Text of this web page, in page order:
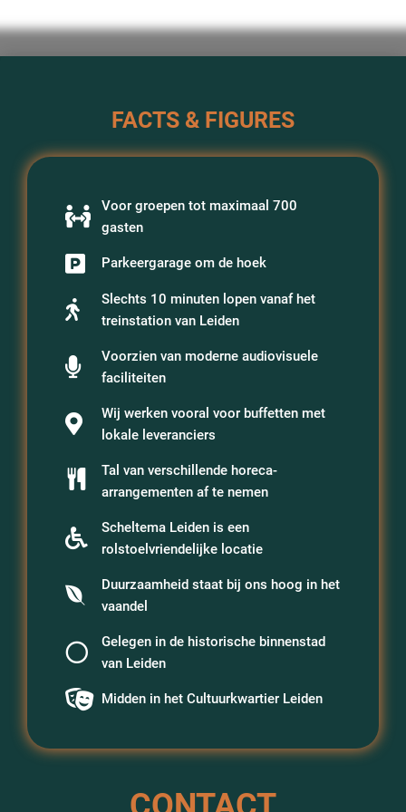
FACTS & FIGURES
Voor groepen tot maximaal 700
gasten
Parkeergarage om de hoek
Slechts 10 minuten lopen vanaf het
treinstation van Leiden
Voorzien van moderne audiovisuele
faciliteiten
Wij werken vooral voor buffetten met
lokale leveranciers
Tal van verschillende horeca-
arrangementen af te nemen
Scheltema Leiden is een
rolstoelvriendelijke locatie
Duurzaamheid staat bij ons hoog in het
vaandel
Gelegen in de historische binnenstad
van Leiden
Midden in het Cultuurkwartier Leiden